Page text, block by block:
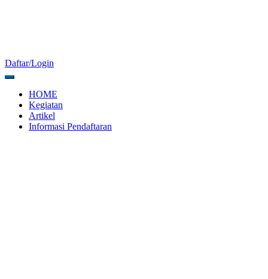
Daftar/Login
HOME
Kegiatan
Artikel
Informasi Pendaftaran